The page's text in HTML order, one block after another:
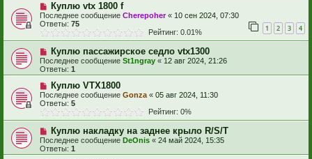
Куплю vtx 1800 f
Последнее сообщение Cherepoher« 10 сен 2024, 07:30
Ответы: 75 1 2 3 4
Рейтинг: 0.01%
Куплю пассажирское седло vtx1300
Последнее сообщение St1ngray « 12 авг 2024, 21:26
Ответы: 1
Куплю VTX1800
Последнее сообщение Gonza« 05 авг 2024, 11:30
Ответы: 5
Рейтинг: 0%
Куплю накладку на заднее крыло R/S/T
Последнее сообщение DeOnis « 24 май 2024, 15:35
Ответы: 1